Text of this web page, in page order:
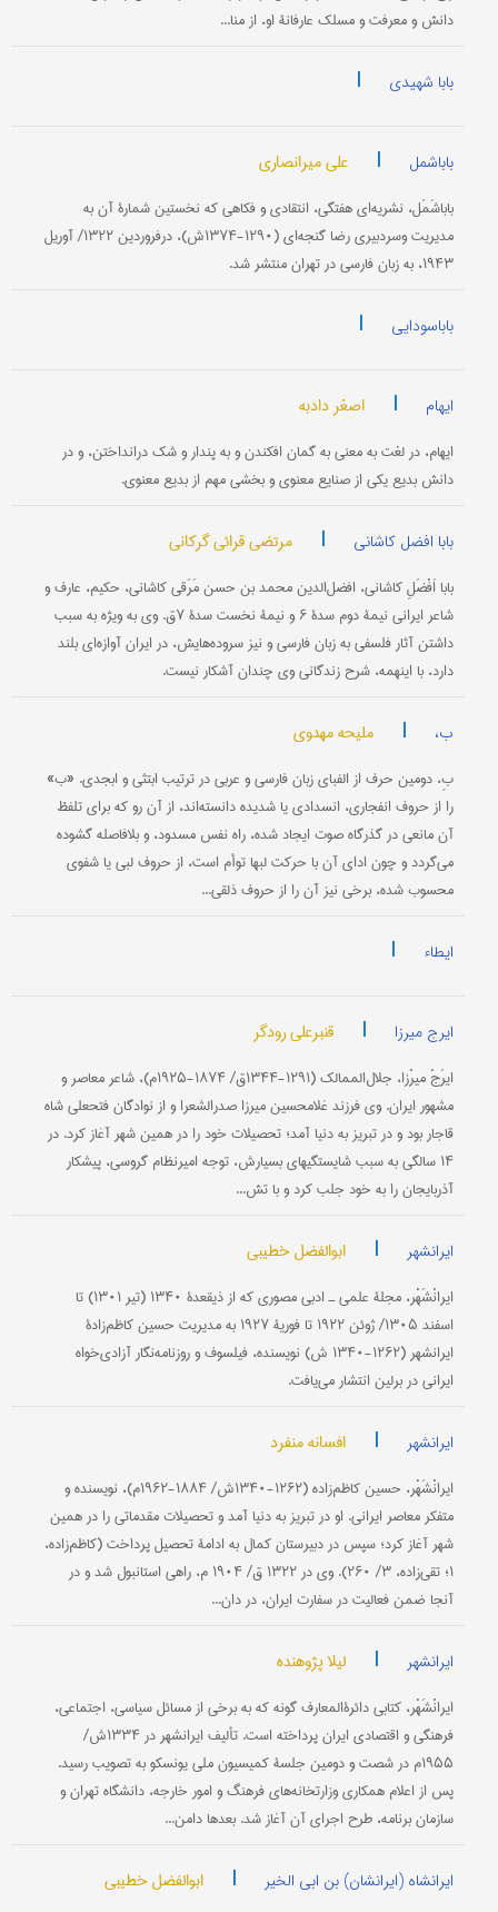
دانش و معرفت و مسلك عارفانۀ او، از منا...
بابا شهیدی |
باباشمل | علی میرانصاری
باباشَمَل، نشریه‌ای هفتگی، انتقادی و فكاهی كه نخستین شمارۀ آن به
مدیریت وسردبیری رضا گنجه‌ای (۱۲۹۰-۱۳۷۴ش)، درفروردین ۱۳۲۲/ آوریل
۱۹۴۳، به زبان فارسی در تهران منتشر شد.
باباسودایی |
ایهام | اصغر دادبه
ایهام، در لغت به معنی به گمان افكندن و به پندار و شك درانداختن، و در
دانش بدیع یكی از صنایع معنوی و بخشی مهم از بدیع معنوی.
بابا افضل کاشانی | مرتضی قرائی گرکانی
بابا اَفْضَلِ كاشانی، افضل‌الدین محمد بن حسن مَرَقی كاشانی، حكیم، عارف و
شاعر ایرانی نیمۀ دوم سدۀ ۶ و نیمۀ نخست سدۀ ۷ق. وی به ویژه به سبب
داشتن آثار فلسفی به زبان فارسی و نیز سروده‌هایش، در ایران آوازه‌ای بلند
دارد، با اینهمه، شرح زندگانی وی چندان آشكار نیست.
ب، | ملیحه مهدوی
بِ، دومین حرف از الفبای زبان فارسی و عربی در ترتیب ابتثی و ابجدی. «ب»
را از حروف انفجاری، انسدادی یا شدیده دانسته‌اند، از آن رو كه برای تلفظ
آن مانعی در گذرگاه صوت ایجاد شده، راه نفس مسدود، و بلافاصله گشوده
می‌گردد و چون ادای آن با حركت لبها توأم است، از حروف لبی یا شفوی
محسوب شده، برخی نیز آن را از حروف ذلقی...
ایطاء |
ایرج میرزا | قنبرعلی رودگر
ايرَجْ ميرْزا، جلال‌الممالك (۱۲۹۱-۱۳۴۴ق/ ۱۸۷۴-۱۹۲۵م)، شاعر معاصر و
مشهور ايران. وی فرزند غلامحسين ميرزا صدرالشعرا و از نوادگان فتحعلی شاه
قاجار بود و در تبريز به دنيا آمد؛ تحصيلات خود را در همين شهر آغاز كرد. در
۱۴ سالگی به سبب شايستگيهای بسيارش، توجه اميرنظام گروسی، پيشكار
آذربايجان را به خود جلب كرد و با تش...
ایرانشهر | ابوالفضل خطیبی
ايرانْشَهْر، مجلۀ علمی ـ ادبی مصوری كه از ذيقعدۀ ۱۳۴۰ (تير ۱۳۰۱) تا
اسفند ۱۳۰۵/ ژوئن ۱۹۲۲ تا فوريۀ ۱۹۲۷ به مديريت حسين کاظم‌زادۀ
ايرانشهر (۱۲۶۲-۱۳۴۰ ش) نويسنده، فيلسوف و روزنامه‌نگار آزادی‌خواه
ايرانی در برلين انتشار می‌يافت.
ایرانشهر | افسانه منفرد
ايرانْشَهْر، حسين كاظم‌زاده (۱۲۶۲-۱۳۴۰ش/ ۱۸۸۴-۱۹۶۲م)، نويسنده و
متفكر معاصر ايرانی. او در تبريز به دنيا آمد و تحصيلات مقدماتی را در همين
شهر آغاز كرد؛ سپس در دبيرستان كمال به ادامۀ تحصيل پرداخت (كاظم‌زاده،
۱؛ تقی‌زاده، ۳/ ۲۶۰). وی در ۱۳۲۲ ق/ ۱۹۰۴ م، راهی استانبول شد و در
آنجا ضمن فعاليت در سفارت ايران، در دان...
ایرانشهر | لیلا پژوهنده
ايرانْشَهْر، كتابی دائرةالمعارف گونه كه به برخی از مسائل سياسی، اجتماعی،
فرهنگی و اقتصادی ايران پرداخته است. تأليف ايرانشهر در ۱۳۳۴ش/
۱۹۵۵م در شصت و دومين جلسۀ كميسيون ملی يونسكو به تصويب رسيد.
پس از اعلام همكاری وزارتخانه‌های فرهنگ و امور خارجه، دانشگاه تهران و
سازمان برنامه، طرح اجرای آن آغاز شد. بعدها دامن...
ایرانشاه (ایرانشان) بن ابی الخیر | ابوالفضل خطیبی